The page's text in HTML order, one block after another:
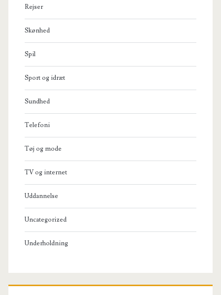
Rejser
Skønhed
Spil
Sport og idræt
Sundhed
Telefoni
Tøj og mode
TV og internet
Uddannelse
Uncategorized
Underholdning